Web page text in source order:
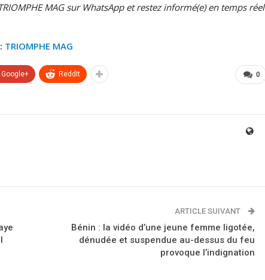
MAG sur WhatsApp et restez informé(e) en temps réel
TRIOMPHE MAG
0
Google+ ReddIt
ARTICLE SUIVANT
Bénin : la vidéo d’une jeune femme ligotée,
dénudée et suspendue au-dessus du feu
provoque l’indignation